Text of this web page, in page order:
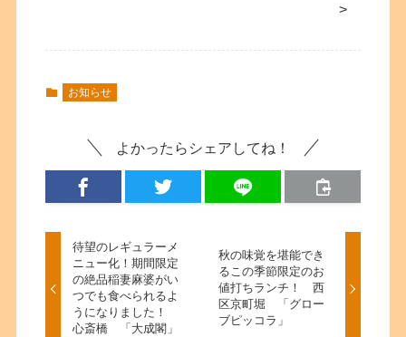
>
お知らせ
よかったらシェアしてね！
待望のレギュラーメ
ニュー化！期間限定
の絶品稲妻麻婆がい
つでも食べられるよ
うになりました！
心斎橋 「大成閣」
秋の味覚を堪能でき
るこの季節限定のお
値打ちランチ！ 西
区京町堀 「グロー
ブピッコラ」